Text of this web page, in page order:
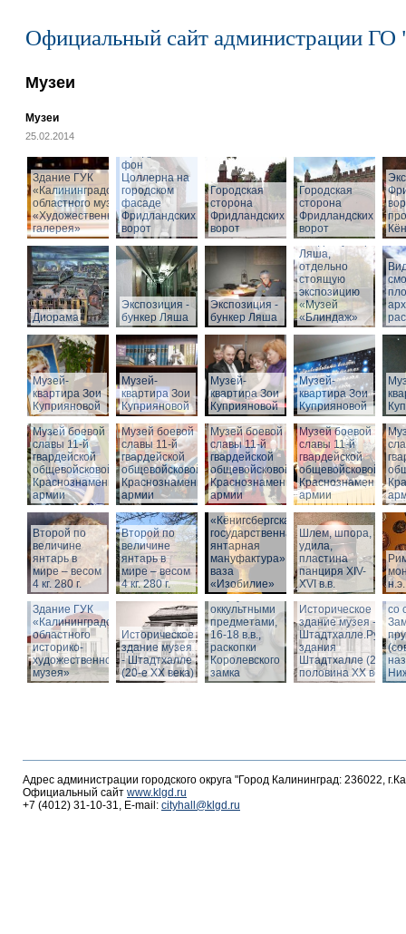
Официальный сайт администрации ГО
Музеи
Музеи
25.02.2014
Здание ГУК
«Калининградского
областного музея
«Художественная
галерея»
фон
Цоллерна на
городском
фасаде
Фридландских
ворот
Городская
сторона
Фридландских
ворот
Городская
сторона
Фридландских
ворот
Диорама
Экспозиция -
бункер Ляша
Экспозиция -
бункер Ляша
Вход в бункер
Ляша,
отдельно
стоящую
экспозицию
«Музей
«Блиндаж»
Музей-
квартира Зои
Куприяновой
Музей-
квартира Зои
Куприяновой
Музей-
квартира Зои
Куприяновой
Музей-
квартира Зои
Куприяновой
Музей боевой
славы 11-й
гвардейской
общевойсковой
Краснознаменной
армии
Музей боевой
славы 11-й
гвардейской
общевойсковой
Краснознаменной
армии
Музей боевой
славы 11-й
гвардейской
общевойсковой
Краснознаменной
армии
Музей боевой
славы 11-й
гвардейской
общевойсковой
Краснознаменной
армии
Второй по
величине
янтарь в
мире – весом
4 кг. 280 г.
Второй по
величине
янтарь в
мире – весом
4 кг. 280 г.
«Кёнигсбергская
государственная
янтарная
мануфактура» -
ваза
«Изобилие»
Шлем, шпора,
удила,
пластина
панциря XIV-
XVI в.в.
Здание ГУК
«Калининградского
областного
историко-
художественного
музея»
Историческое
здание музея
- Штадтхалле
(20-е XX века)
Шкатулка с
оккультными
предметами,
16-18 в.в.,
раскопки
Королевского
замка
Историческое
здание музея -
Штадтхалле.Руины
здания
Штадтхалле (2-я
половина ХХ века)
-
со
Адрес администрации городского округа "Город Калининград: 236022,
Официальный сайт www.klgd.ru
+7 (4012) 31-10-31, E-mail: cityhall@klgd.ru